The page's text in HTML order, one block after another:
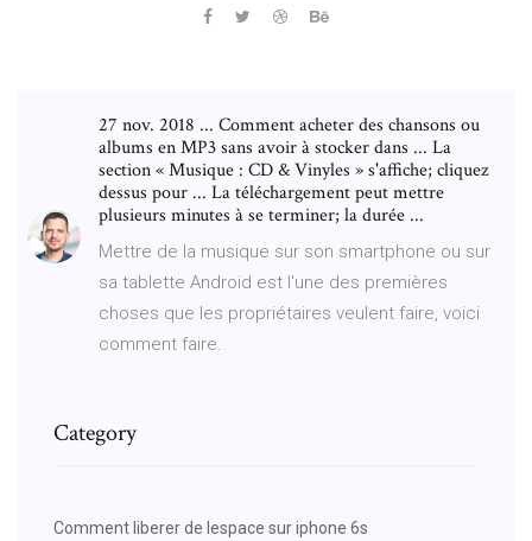
27 nov. 2018 ... Comment acheter des chansons ou
albums en MP3 sans avoir à stocker dans ... La
section « Musique : CD & Vinyles » s'affiche; cliquez
dessus pour ... La téléchargement peut mettre
plusieurs minutes à se terminer; la durée ...
Mettre de la musique sur son smartphone ou sur
sa tablette Android est l'une des premières
choses que les propriétaires veulent faire, voici
comment faire.
Category
Comment liberer de lespace sur iphone 6s